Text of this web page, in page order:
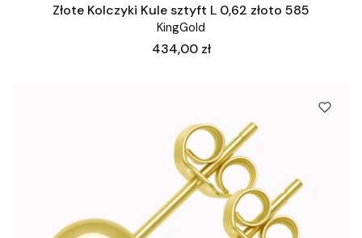
Złote Kolczyki Kule sztyft L 0,62 złoto 585
KingGold
Cena
434,00 zł